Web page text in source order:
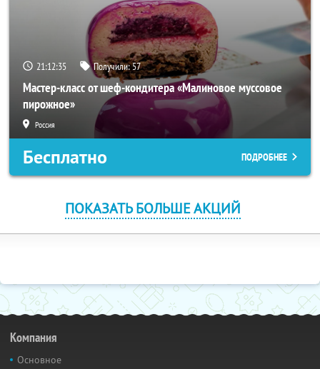
21:12:34 Получили:57
Мастер-класс от шеф-кондитера «Малиновое муссовое
пирожное»
Россия
Бесплатно ПОДРОБНЕЕ
ПОКАЗАТЬ БОЛЬШЕ АКЦИЙ
Компания
Основное